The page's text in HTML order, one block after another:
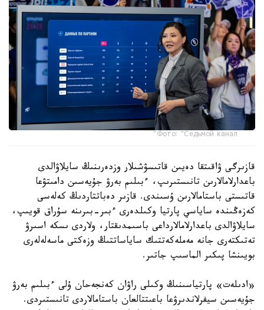
Фото: "Седьмой канал"
قازىرگى ۋاقىتقا دەيىن قاتىسۋشىلار وزدەرىنىڭ سايلاۋالدى
باعدارلامالارىن تانىستىرىپ، ءبىلىم بەرۋ جۇيەسىن دامىتۋعا
قاتىستى باستامالارىن ۇسىندى. قازىر دەباتتاردىڭ كەلەسى
كەزەڭىندە ساياسي پارتيا وكىلدەرى ءبىر-بىرىنە سۇراق قويىپ،
سايلاۋالدى باعدارلامالارداعى باسىمدىقتار، ولاردى ىسكە اسىرۋ
تەتىكتەرى جانە مەملەكەتتىك ساياساتتىڭ وزەكتى ماسەلەلەرى
بويىنشا پىكىر الماسىپ جاتىر.
«ادىلەت» پارتياسىنىڭ وكىلى راۋان كەنجەحان ۇلى ءبىلىم بەرۋ
جۇيەسىن سيفرلاندىرۋعا باعىتتالعان باستامالاردى تانىستىردى.